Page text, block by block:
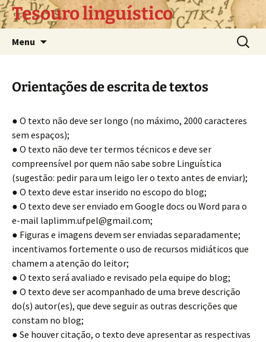
Pular
paraTesouro linguístico
Menu
por:
Orientações de escrita de textos
● O texto não deve ser longo (no máximo, 2000 caracteres
sem espaços);
● O texto não deve ter termos técnicos e deve ser
compreensível por quem não sabe sobre Linguística
(sugestão: pedir para um leigo ler o texto antes de enviar);
● O texto deve estar inserido no escopo do blog;
● O texto deve ser enviado em Google docs ou Word para o
e-mail laplimm.ufpel@gmail.com;
● Figuras e imagens devem ser enviadas separadamente;
incentivamos fortemente o uso de recursos midiáticos que
chamem a atenção do leitor;
● O texto será avaliado e revisado pela equipe do blog;
● O texto deve ser acompanhado de uma breve descrição
do(s) autor(es), que deve seguir as outras descrições que
constam no blog;
● Se houver citação, o texto deve apresentar as respectivas